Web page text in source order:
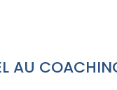
AU